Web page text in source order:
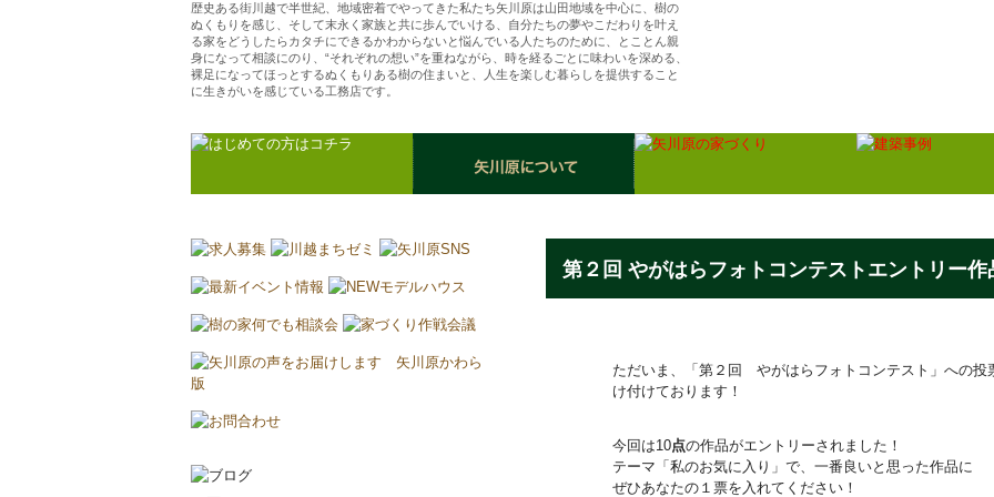
歴史ある街川越で半世紀、地域密着でやってきた私たち矢川原は山田地域を中心に、樹の
ぬくもりを感じ、そして末永く家族と共に歩んでいける、自分たちの夢やこだわりを叶え
る家をどうしたらカタチにできるかわからないと悩んでいる人たちのために、とことん親
身になって相談にのり、“それぞれの想い”を重ねながら、時を経るごとに味わいを深める、
裸足になってほっとするぬくもりある樹の住まいと、人生を楽しむ暮らしを提供すること
に生きがいを感じている工務店です。
第２回 やがはらフォトコンテストエントリー
ただいま、「第２回 やがはらフォトコンテスト」への投
け付けております！
今回は10点の作品がエントリーされました！
テーマ「私のお気に入り」で、一番良いと思った作品に
ぜひあなたの１票を入れてください！